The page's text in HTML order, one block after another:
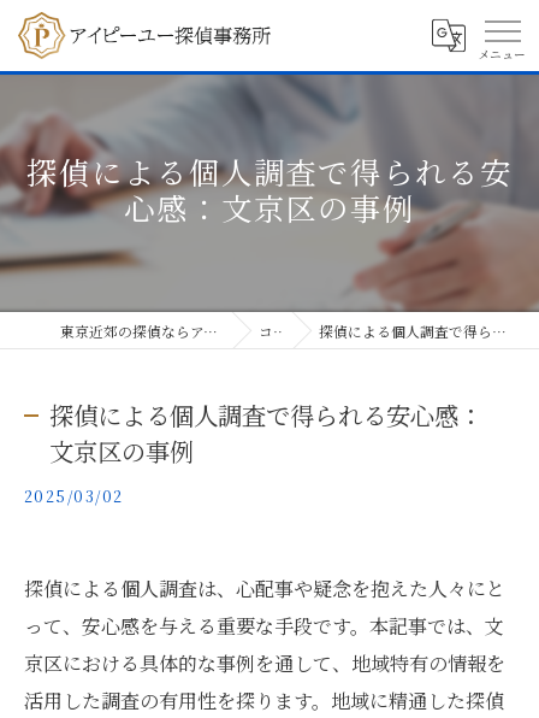
探偵による個人調査で得られる安
心感：文京区の事例
東京近郊の探偵ならアイピーユー探偵事務所 コラム 探偵による個人調査で得られる安心感：文京区の事例
探偵による個人調査で得られる安心感：
文京区の事例
2025/03/02
探偵による個人調査は、心配事や疑念を抱えた人々にと
って、安心感を与える重要な手段です。本記事では、文
京区における具体的な事例を通して、地域特有の情報を
活用した調査の有用性を探ります。地域に精通した探偵